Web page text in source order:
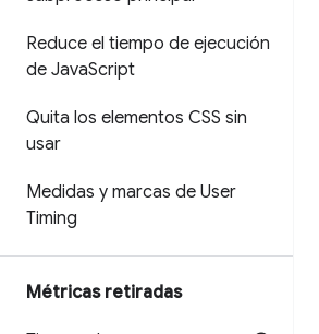
Reduce el tiempo de ejecución
de JavaScript
Quita los elementos CSS sin
usar
Medidas y marcas de User
Timing
Métricas retiradas